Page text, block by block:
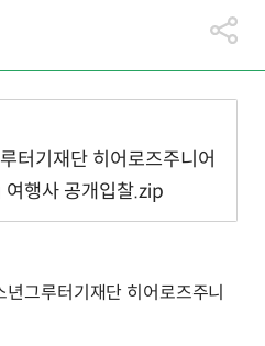
터기재단 히어로즈주니어
여행사 공개입찰.zip
그루터기재단 히어로즈주니